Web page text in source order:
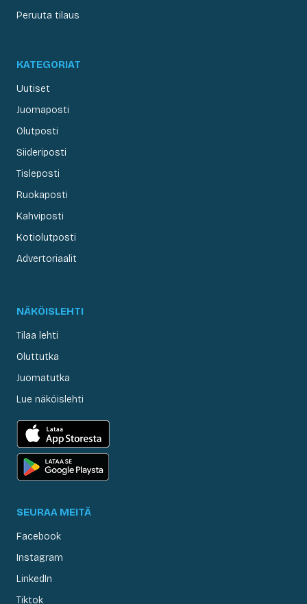
Peruuta tilaus
KATEGORIAT
Uutiset
Juomaposti
Olutposti
Siideriposti
Tisleposti
Ruokaposti
Kahviposti
Kotiolutposti
Advertoriaalit
NÄKÖISLEHTI
Tilaa lehti
Oluttutka
Juomatutka
Lue näköislehti
SEURAA MEITÄ
Facebook
Instagram
LinkedIn
Tiktok